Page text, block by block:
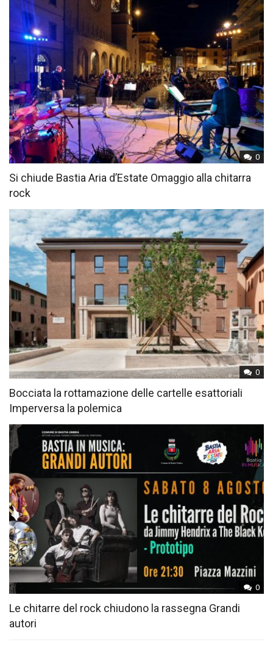
0
Si chiude Bastia Aria d’Estate Omaggio alla chitarra
rock
0
Bocciata la rottamazione delle cartelle esattoriali
Imperversa la polemica
0
Le chitarre del rock chiudono la rassegna Grandi
autori